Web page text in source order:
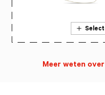
Meer weten